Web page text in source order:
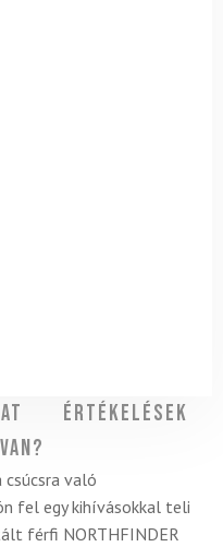
Értékelések
csúcsra való
fel egy kihívásokkal teli
férfi NORTHFINDER